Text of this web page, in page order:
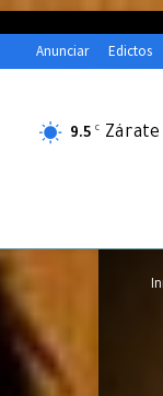
Anunciar Edictos
9.5 C Zárate